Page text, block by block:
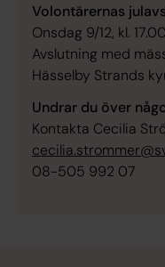
Volontärernas
Onsdag 9/12, kl.
Avslutning med
Hässelby Strands
Undrar du över
Kontakta Cecilia
08-505 992 07